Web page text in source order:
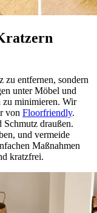
zu entfernen, sondern
unter Möbel und
zu minimieren. Wir
von Floorfriendly.
Schmutz draußen.
und vermeide
Maßnahmen
kratzfrei.